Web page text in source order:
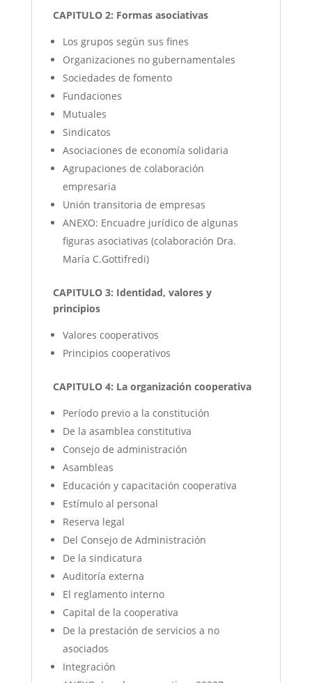
CAPITULO 2: Formas asociativas
Los grupos según sus fines
Organizaciones no gubernamentales
Sociedades de fomento
Fundaciones
Mutuales
Sindicatos
Asociaciones de economía solidaria
Agrupaciones de colaboración
empresaria
Unión transitoria de empresas
ANEXO: Encuadre jurídico de algunas
figuras asociativas (colaboración Dra.
María C.Gottifredi)
CAPITULO 3: Identidad, valores y
principios
Valores cooperativos
Principios cooperativos
CAPITULO 4: La organización cooperativa
Período previo a la constitución
De la asamblea constitutiva
Consejo de administración
Asambleas
Educación y capacitación cooperativa
Estímulo al personal
Reserva legal
Del Consejo de Administración
De la sindicatura
Auditoría externa
El reglamento interno
Capital de la cooperativa
De la prestación de servicios a no
asociados
Integración